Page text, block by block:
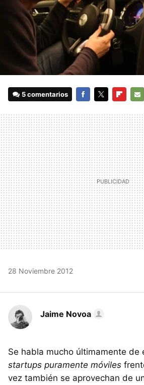
5 comentarios
28 Noviembre 2012
Jaime Novoa
Se habla mucho últimamente de
startups puramente móviles
vez también se aprovechan de